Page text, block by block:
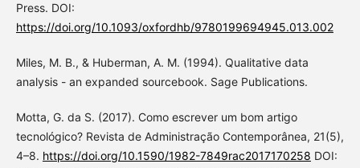
Press. DOI:
https://doi.org/10.1093/oxfordhb/9780199694945.013.002
Miles, M. B., & Huberman, A. M. (1994). Qualitative data
analysis - an expanded sourcebook. Sage Publications.
Motta, G. da S. (2017). Como escrever um bom artigo
tecnológico? Revista de Administração Contemporânea, 21(5),
4–8. https://doi.org/10.1590/1982-7849rac2017170258 DOI: